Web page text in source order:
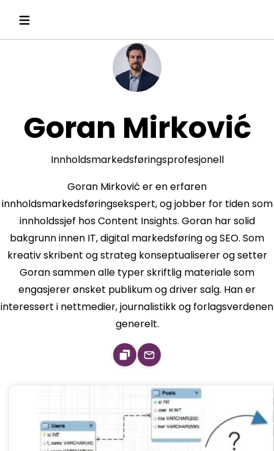
Goran Mirković
Innholdsmarkedsføringsprofesjonell
Goran Mirković er en erfaren
innholdsmarkedsføringsekspert, og jobber for tiden som
innholdssjef hos Content Insights. Goran har solid
bakgrunn innen IT, digital markedsføring og SEO. Som
kreativ skribent og strateg konseptualiserer og setter
Goran sammen alle typer skriftlig materiale som
engasjerer ønsket publikum og driver salg. Han er
interessert i nettmedier, journalistikk og forlagsverdenen
generelt.